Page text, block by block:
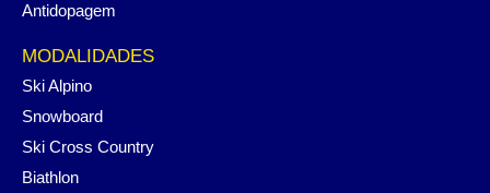
Antidopagem
MODALIDADES
Ski Alpino
Snowboard
Ski Cross Country
Biathlon